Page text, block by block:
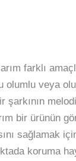
farklı
olumlu veya
bir ürünün
sağlamak
koruma